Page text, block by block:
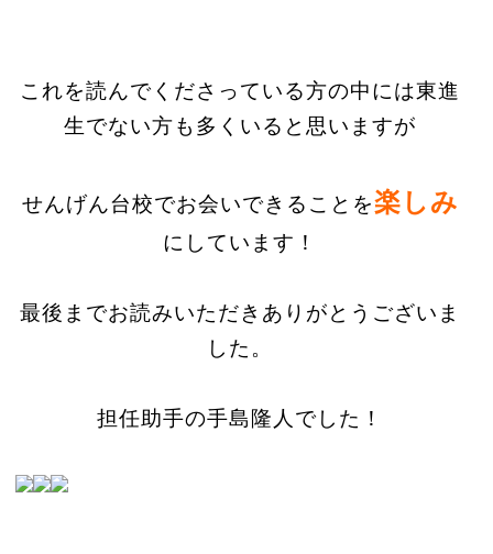
これを読んでくださっている方の中には東進
生でない方も多くいると思いますが
せんげん台校でお会いできることを楽しみ
にしています！
最後までお読みいただきありがとうございま
した。
担任助手の手島隆人でした！